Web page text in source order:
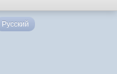
Русский